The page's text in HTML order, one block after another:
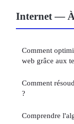
Internet —
Comment
web grâce aux
Comment
?
Comprendre